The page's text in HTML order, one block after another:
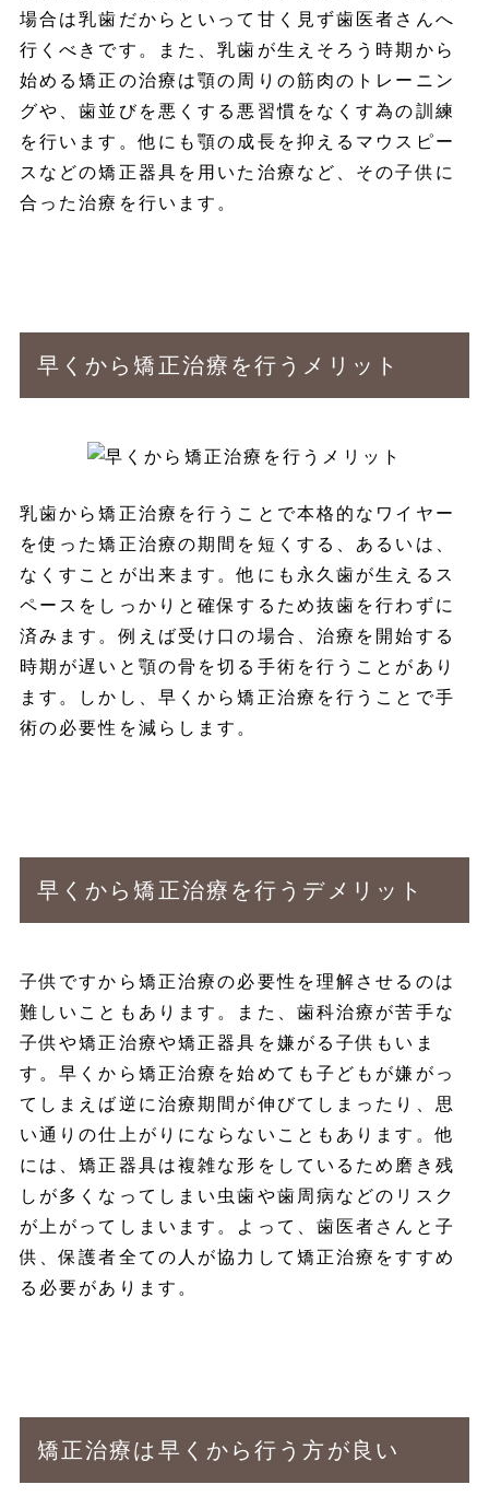
場合は乳歯だからといって甘く見ず歯医者さんへ
行くべきです。また、乳歯が生えそろう時期から
始める矯正の治療は顎の周りの筋肉のトレーニン
グや、歯並びを悪くする悪習慣をなくす為の訓練
を行います。他にも顎の成長を抑えるマウスピー
スなどの矯正器具を用いた治療など、その子供に
合った治療を行います。
早くから矯正治療を行うメリット
乳歯から矯正治療を行うことで本格的なワイヤー
を使った矯正治療の期間を短くする、あるいは、
なくすことが出来ます。他にも永久歯が生えるス
ペースをしっかりと確保するため抜歯を行わずに
済みます。例えば受け口の場合、治療を開始する
時期が遅いと顎の骨を切る手術を行うことがあり
ます。しかし、早くから矯正治療を行うことで手
術の必要性を減らします。
早くから矯正治療を行うデメリット
子供ですから矯正治療の必要性を理解させるのは
難しいこともあります。また、歯科治療が苦手な
子供や矯正治療や矯正器具を嫌がる子供もいま
す。早くから矯正治療を始めても子どもが嫌がっ
てしまえば逆に治療期間が伸びてしまったり、思
い通りの仕上がりにならないこともあります。他
には、矯正器具は複雑な形をしているため磨き残
しが多くなってしまい虫歯や歯周病などのリスク
が上がってしまいます。よって、歯医者さんと子
供、保護者全ての人が協力して矯正治療をすすめ
る必要があります。
矯正治療は早くから行う方が良い